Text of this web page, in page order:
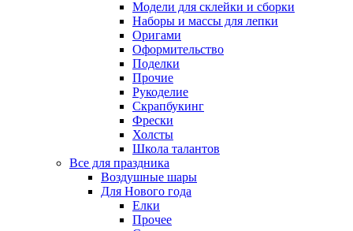
Модели для склейки и сборки
Наборы и массы для лепки
Оригами
Оформительство
Поделки
Прочие
Рукоделие
Скрапбукинг
Фрески
Холсты
Школа талантов
Все для праздника
Воздушные шары
Для Нового года
Елки
Прочее